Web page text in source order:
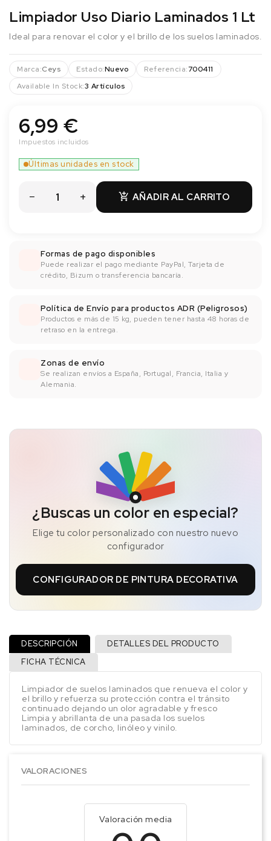
Limpiador Uso Diario Laminados 1 Lt
Ideal para renovar el color y el brillo de los suelos laminados.
Marca:Ceys Estado:Nuevo Referencia:700411
Available In Stock:3 Artículos
6,99 €
Impuestos incluidos
 AÑADIR AL CARRITO
Últimas unidades en stock
Formas de pago disponibles
Puede realizar el pago mediante PayPal, Tarjeta de
crédito, Bizum o transferencia bancaría.
Política de Envío para productos ADR (Peligrosos)
Productos e más de 15 kg, pueden tener hasta 48 horas de
retraso en la entrega.
Zonas de envío
Se realizan envíos a España, Portugal, Francia, Italia y
Alemania.
¿Buscas un color en especial?
Elige tu color personalizado con nuestro nuevo
configurador
CONFIGURADOR DE PINTURA DECORATIVA
DESCRIPCIÓN
DETALLES DEL PRODUCTO
FICHA TÉCNICA
Limpiador de suelos laminados que renueva el color y
el brillo y refuerza su protección contra el tránsito
continuado dejando un olor agradable y fresco
Limpia y abrillanta de una pasada los suelos
laminados, de corcho, linóleo y vinilo.
VALORACIONES
Valoración media